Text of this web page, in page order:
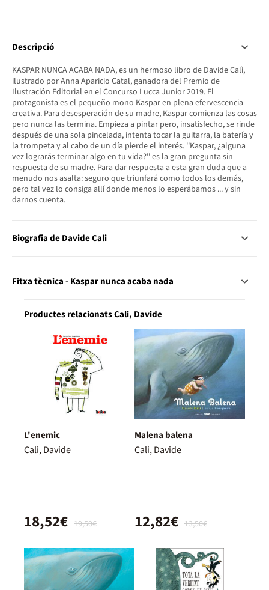
Descripció
KASPAR NUNCA ACABA NADA, es un hermoso libro de Davide Calì,
ilustrado por Anna Aparicio Catal, ganadora del Premio de
Ilustración Editorial en el Concurso Lucca Junior 2019. El
protagonista es el pequeño mono Kaspar en plena efervescencia
creativa. Para desesperación de su madre, Kaspar comienza las cosas
pero nunca las termina. Empieza a pintar pero, insatisfecho, se rinde
después de una sola pincelada, intenta tocar la guitarra, la batería y
la trompeta y al cabo de un día pierde el interés. ''Kaspar, ¿alguna
vez lograrás terminar algo en tu vida?'' es la gran pregunta sin
respuesta de su madre. Para dar respuesta a esta gran duda que a
menudo nos asalta: seguro que triunfará como todos los demás,
pero tal vez lo consiga allí donde menos lo esperábamos ... y sin
darnos cuenta.
Biografia de Davide Cali
Fitxa tècnica - Kaspar nunca acaba nada
Productes relacionats Cali, Davide
L'enemic
Cali, Davide
19,50€
18,52€
Malena balena
Cali, Davide
13,50€
12,82€